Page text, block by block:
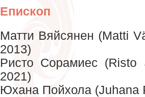
Епископ
Матти Вяйсянен (Matti
2013)
Ристо Сорамиес
2021)
Юхана Пойхола (Juhana